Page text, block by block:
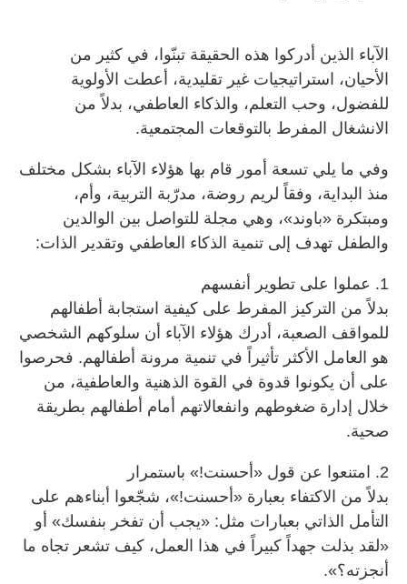
الآباء الذين أدركوا هذه الحقيقة تبنّوا، في كثير من
الأحيان، استراتيجيات غير تقليدية، أعطت الأولوية
للفضول، وحب التعلم، والذكاء العاطفي، بدلاً من
الانشغال المفرط بالتوقعات المجتمعية.
وفي ما يلي تسعة أمور قام بها هؤلاء الآباء بشكل مختلف
منذ البداية، وفقاً لريم روضة، مدرّبة التربية، وأم،
ومبتكرة «باوند»، وهي مجلة للتواصل بين الوالدين
والطفل تهدف إلى تنمية الذكاء العاطفي وتقدير الذات:
1. عملوا على تطوير أنفسهم
بدلاً من التركيز المفرط على كيفية استجابة أطفالهم
للمواقف الصعبة، أدرك هؤلاء الآباء أن سلوكهم الشخصي
هو العامل الأكثر تأثيراً في تنمية مرونة أطفالهم. فحرصوا
على أن يكونوا قدوة في القوة الذهنية والعاطفية، من
خلال إدارة ضغوطهم وانفعالاتهم أمام أطفالهم بطريقة
صحية.
2. امتنعوا عن قول «أحسنت!» باستمرار
بدلاً من الاكتفاء بعبارة «أحسنت!»، شجّعوا أبناءهم على
التأمل الذاتي بعبارات مثل: «يجب أن تفخر بنفسك» أو
«لقد بذلت جهداً كبيراً في هذا العمل، كيف تشعر تجاه ما
أنجزته؟».